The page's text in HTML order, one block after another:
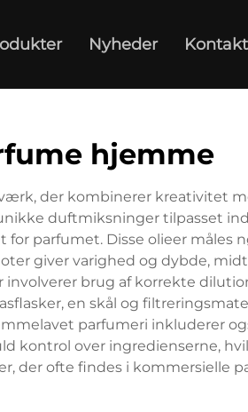
Nyheder
hjemme
der kombinerer kreativitet
duftmiksninger tilpasset
parfumet. Disse olieer måles
giver varighed og dybde,
brug af korrekte
en skål og
parfumeri inkluderer
kontrol over ingredienserne,
der ofte findes i kommersielle